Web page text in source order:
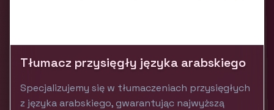
Tłumacz przysięgły języka arabskiego
Specjalizujemy się w tłumaczeniach przysięgłych
z języka arabskiego, gwarantując najwyższą